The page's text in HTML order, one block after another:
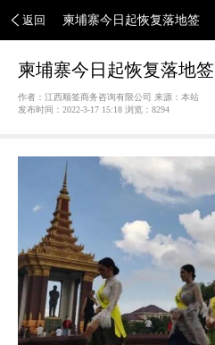
返回 柬埔寨今日起恢复落地签
柬埔寨今日起恢复落地签
作者：江西顺签商务咨询有限公司 来源：本站
发布时间：2022-3-17 15:18 浏览： 8294